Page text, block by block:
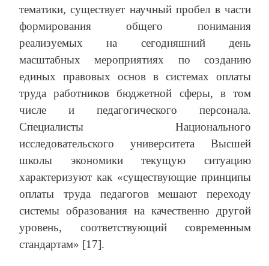
тематики, существует научный пробел в части
формирования общего понимания
реализуемых на сегодняшний день
масштабных мероприятиях по созданию
единых правовых основ в системах оплаты
труда работников бюджетной сферы, в том
числе и педагогического персонала.
Специалисты Национального
исследовательского университета Высшей
школы экономики текущую ситуацию
характеризуют как «существующие принципы
оплаты труда педагогов мешают переходу
системы образования на качественно другой
уровень, соответствующий современным
стандартам» [17].